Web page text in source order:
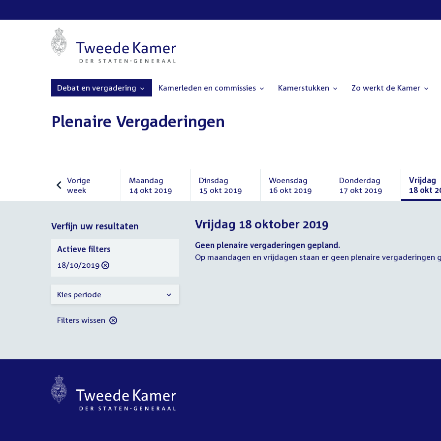
Debat en vergadering Kamerleden en commissies Kamerstukken Zo werkt de Kamer
Plenaire Vergaderingen
Vorige
week
Vorige
Maandag
14 okt 2019
Maandag
2019
Dinsdag
15 okt 2019
Dinsdag
oktober
2019
Woensdag
16 okt 2019
Woensdag
oktober
2019
Donderdag
17 okt 2019
Donderdag
Vrijdag
18 okt
Vrijdag
Vrijdag 18 oktober 2019
Verfijn uw resultaten
Geen plenaire vergaderingen gepland.
Op maandagen en vrijdagen staan er geen plenaire vergaderingen
Verfijn
uw
resultaten
Actieve filters
verwijder
18/10/2019
Kies periode
Filters wissen